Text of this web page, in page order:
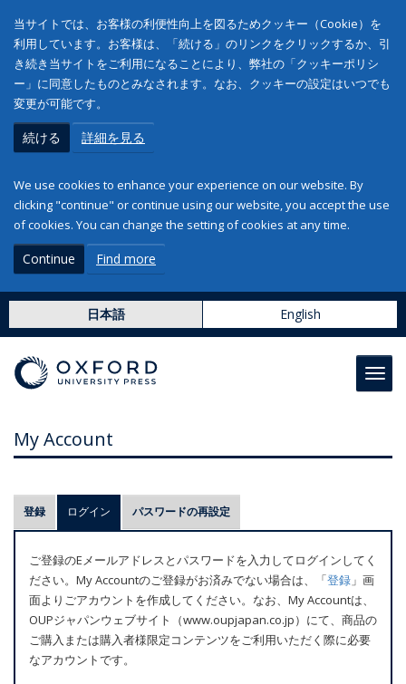
当サイトでは、お客様の利便性向上を図るためクッキー（Cookie）を
利用しています。お客様は、「続ける」のリンクをクリックするか、引
き続き当サイトをご利用になることにより、弊社の「クッキーポリシ
ー」に同意したものとみなされます。なお、クッキーの設定はいつでも
変更が可能です。
続ける 詳細を見る
We use cookies to enhance your experience on our website. By
clicking "continue" or continue using our website, you accept the use
of cookies. You can change the setting of cookies at any time.
Continue Find more
日本語 English
My Account
プ
ラ
マ
リ
ー
タ
ブ
登録 ログイン (アクティブなタブ)
パスワードの再設定
ご登録のEメールアドレスとパスワードを入力してログインしてく
ださい。My Accountのご登録がお済みでない場合は、「登録 」画
面よりごアカウントを作成してください。なお、My Accountは、
OUPジャパンウェブサイト（www.oupjapan.co.jp）にて、商品の
ご購入または購入者様限定コンテンツをご利用いただく際に必要
なアカウントです。